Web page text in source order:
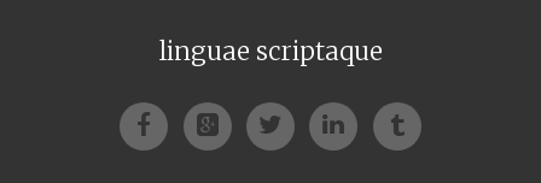
linguae scriptaque
FacebookGoogle+TwitterLinkedIn
Tumblr